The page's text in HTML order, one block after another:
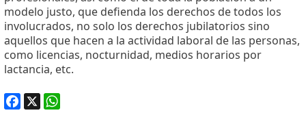
modelo justo, que defienda los derechos de todos los
involucrados, no solo los derechos jubilatorios sino
aquellos que hacen a la actividad laboral de las personas,
como licencias, nocturnidad, medios horarios por
lactancia, etc.